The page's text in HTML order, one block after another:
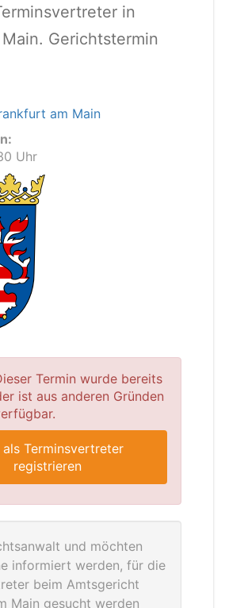
in
Gerichtstermin
am Main
Uhr
Termin wurde bereits
ist aus anderen Gründen
Terminsvertreter
registrieren
und möchten
informiert werden, für die
beim Amtsgericht
Main gesucht werden